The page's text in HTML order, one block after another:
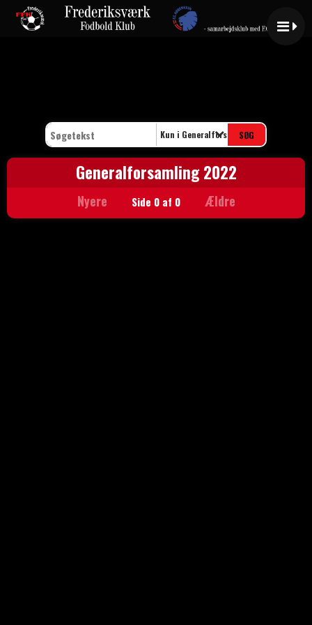
Kun i Generalforsamling 2022
Generalforsamling 2022
Nyere Side 0 af 0 Ældre